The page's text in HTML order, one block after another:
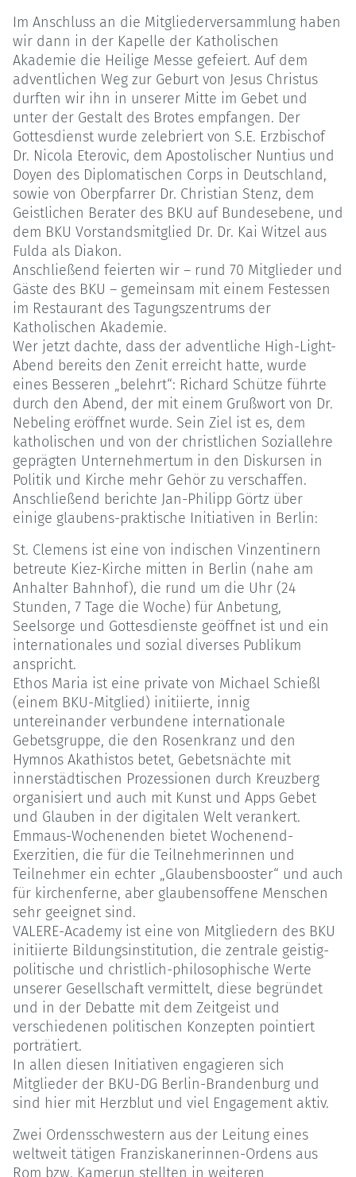
Im Anschluss an die Mitgliederversammlung haben
wir dann in der Kapelle der Katholischen
Akademie die Heilige Messe gefeiert. Auf dem
adventlichen Weg zur Geburt von Jesus Christus
durften wir ihn in unserer Mitte im Gebet und
unter der Gestalt des Brotes empfangen. Der
Gottesdienst wurde zelebriert von S.E. Erzbischof
Dr. Nicola Eterovic, dem Apostolischer Nuntius und
Doyen des Diplomatischen Corps in Deutschland,
sowie von Oberpfarrer Dr. Christian Stenz, dem
Geistlichen Berater des BKU auf Bundesebene, und
dem BKU Vorstandsmitglied Dr. Dr. Kai Witzel aus
Fulda als Diakon.
Anschließend feierten wir – rund 70 Mitglieder und
Gäste des BKU – gemeinsam mit einem Festessen
im Restaurant des Tagungszentrums der
Katholischen Akademie.
Wer jetzt dachte, dass der adventliche High-Light-
Abend bereits den Zenit erreicht hatte, wurde
eines Besseren „belehrt“: Richard Schütze führte
durch den Abend, der mit einem Grußwort von Dr.
Nebeling eröffnet wurde. Sein Ziel ist es, dem
katholischen und von der christlichen Soziallehre
geprägten Unternehmertum in den Diskursen in
Politik und Kirche mehr Gehör zu verschaffen.
Anschließend berichte Jan-Philipp Görtz über
einige glaubens-praktische Initiativen in Berlin:
St. Clemens ist eine von indischen Vinzentinern
betreute Kiez-Kirche mitten in Berlin (nahe am
Anhalter Bahnhof), die rund um die Uhr (24
Stunden, 7 Tage die Woche) für Anbetung,
Seelsorge und Gottesdienste geöffnet ist und ein
internationales und sozial diverses Publikum
anspricht.
Ethos Maria ist eine private von Michael Schießl
(einem BKU-Mitglied) initiierte, innig
untereinander verbundene internationale
Gebetsgruppe, die den Rosenkranz und den
Hymnos Akathistos betet, Gebetsnächte mit
innerstädtischen Prozessionen durch Kreuzberg
organisiert und auch mit Kunst und Apps Gebet
und Glauben in der digitalen Welt verankert.
Emmaus-Wochenenden bietet Wochenend-
Exerzitien, die für die Teilnehmerinnen und
Teilnehmer ein echter „Glaubensbooster“ und auch
für kirchenferne, aber glaubensoffene Menschen
sehr geeignet sind.
VALERE-Academy ist eine von Mitgliedern des BKU
initiierte Bildungsinstitution, die zentrale geistig-
politische und christlich-philosophische Werte
unserer Gesellschaft vermittelt, diese begründet
und in der Debatte mit dem Zeitgeist und
verschiedenen politischen Konzepten pointiert
porträtiert.
In allen diesen Initiativen engagieren sich
Mitglieder der BKU-DG Berlin-Brandenburg und
sind hier mit Herzblut und viel Engagement aktiv.
Zwei Ordensschwestern aus der Leitung eines
weltweit tätigen Franziskanerinnen-Ordens aus
Rom bzw. Kamerun stellten in weiteren